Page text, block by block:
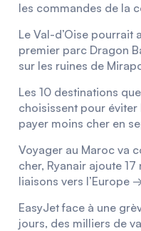
les commandes de la
Le Val-d’Oise pourrait
premier parc Dragon
sur les ruines de
Les 10 destinations
choisissent pour éviter
payer moins cher en
Voyager au Maroc va
cher, Ryanair ajoute 17
liaisons vers l’Europe
EasyJet face à une
jours, des milliers de